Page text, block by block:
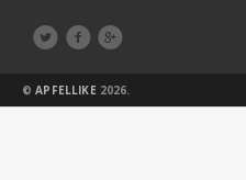
  
©APFELLIKE 2026.